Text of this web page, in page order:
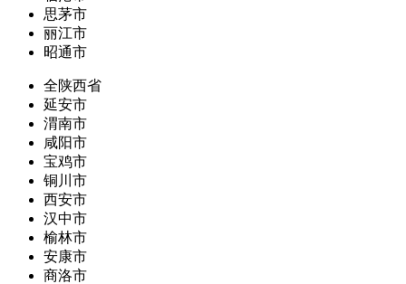
思茅市
丽江市
昭通市
全陕西省
延安市
渭南市
咸阳市
宝鸡市
铜川市
西安市
汉中市
榆林市
安康市
商洛市